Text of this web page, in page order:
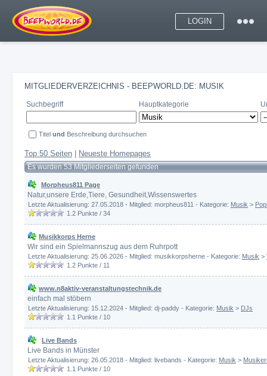
LOGIN
MITGLIEDERVERZEICHNIS - BEEPWORLD.DE: MUSIK
Suchbegriff Hauptkategorie
Titel und Beschreibung durchsuchen
Top 50 Seiten Neueste Homepages
Es wurden 53 Mitgliederseiten gefunden
Morpheus811 Page
Natur,unsere Erde,Tiere, Gesundheit,Wissenswertes
Letzte Aktualisierung: 27.05.2018 - Mitglied: morpheus811 - Kategorie: Musik >
1.2 Punkte / 34
Musikkorps Herne
Wir sind ein Spielmannszug aus dem Ruhrpott
Letzte Aktualisierung: 25.06.2026 - Mitglied: musikkorpsherne - Kategorie: Musik >
1.2 Punkte / 11
www.n8aktiv-veranstaltungstechnik.de
einfach mal stöbern
Letzte Aktualisierung: 15.12.2024 - Mitglied: dj-paddy - Kategorie: Musik > DJs
1.1 Punkte / 10
Live Bands
Live Bands in Münster
Letzte Aktualisierung: 26.05.2018 - Mitglied: livebands - Kategorie: Musik >
1.1 Punkte / 10